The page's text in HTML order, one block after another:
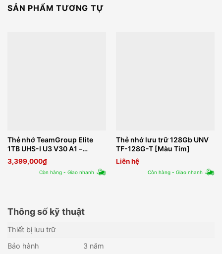
SẢN PHẨM TƯƠNG TỰ
Thẻ nhớ TeamGroup Elite
1TB UHS-I U3 V30 A1 –
TEAUSDX1TIV30A103
3,399,000₫
Còn hàng - Giao nhanh
Thẻ nhớ lưu trữ 128Gb UNV
TF-128G-T [Màu Tím]
Liên hệ
Còn hàng - Giao nhanh
Thông số kỹ thuật
Thiết bị lưu trữ
Bảo hành
3 năm